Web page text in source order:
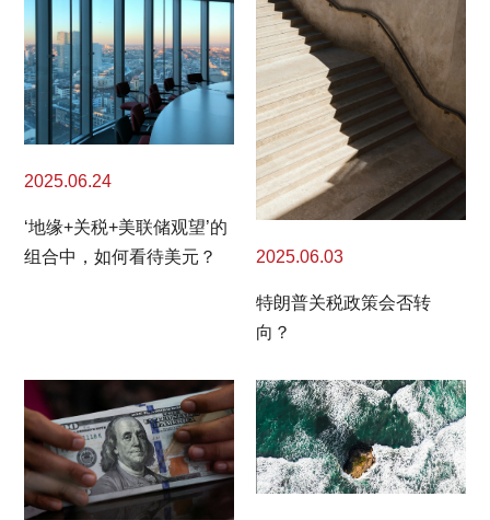
2025.06.24
‘地缘+关税+美联储观望’的
组合中，如何看待美元？
2025.06.03
特朗普关税政策会否转
向？